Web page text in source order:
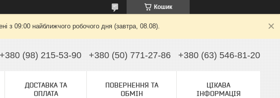
Кошик
з 09:00 найближчого робочого дня (завтра, 08.08).
+380 (98) 215-53-90 +380 (50) 771-27-86 +380 (63) 546-81-20
ДОСТАВКА ТА
ОПЛАТА
ПОВЕРНЕННЯ ТА
ОБМІН
ЦІКАВА
ІНФОРМАЦІЯ